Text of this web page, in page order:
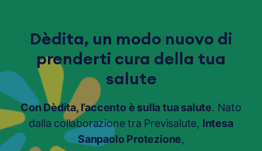
Dèdita, un modo nuovo di
prenderti cura della tua
salute
Con Dèdita, l’accento è sulla tua salute. Nato
dalla collaborazione tra Previsalute, Intesa
Sanpaolo Protezione,